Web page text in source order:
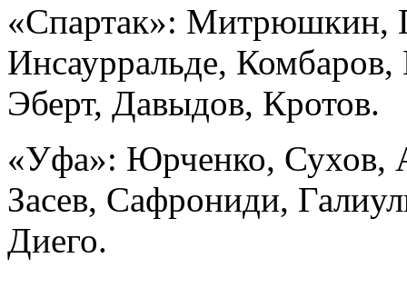
«Спартак»: Митрюшкин,
Инсаурральде,
Эберт, Давыдов, Кротов.
«Уфа»: Юрченко, Сухов,
Засев, Сафрониди,
Диего.